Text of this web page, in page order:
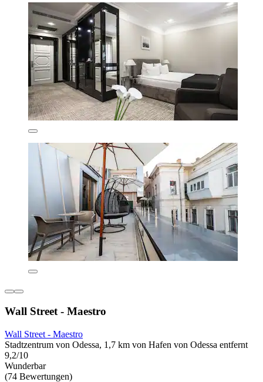
Wall Street - Maestro
Wall Street - Maestro
Stadtzentrum von Odessa, 1,7 km von Hafen von Odessa entfernt
9,2/10
Wunderbar
(74 Bewertungen)